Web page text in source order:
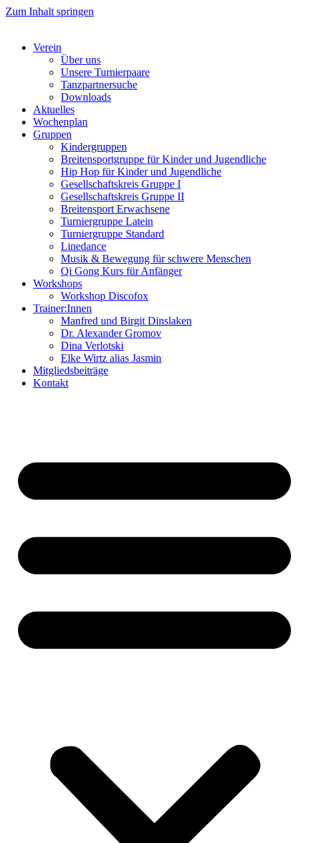
Zum Inhalt springen
Verein
Über uns
Unsere Turnierpaare
Tanzpartnersuche
Downloads
Aktuelles
Wochenplan
Gruppen
Kindergruppen
Breitensportgruppe für Kinder und Jugendliche
Hip Hop für Kinder und Jugendliche​
Gesellschaftskreis Gruppe I
Gesellschaftskreis Gruppe II
Breitensport Erwachsene
Turniergruppe Latein
Turniergruppe Standard
Linedance
Musik & Bewegung für schwere Menschen​
Qi Gong Kurs für Anfänger
Workshops
Workshop Discofox
Trainer:Innen
Manfred und Birgit Dinslaken
Dr. Alexander Gromov
Dina Verlotski
Elke Wirtz alias Jasmin
Mitgliedsbeiträge
Kontakt